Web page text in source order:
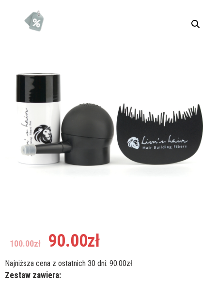
100.00zł
Pierwotna
cena
wynosiła:
100.00zł.
90.00złAktualna
wynosi:
Najniższa cena z ostatnich 30 dni: 90.00zł
Zestaw zawiera: